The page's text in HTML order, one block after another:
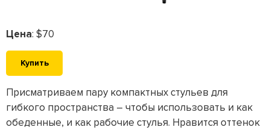
Цена: $70
Купить
Присматриваем пару компактных стульев для
гибкого пространства – чтобы использовать и как
обеденные, и как рабочие стулья. Нравится оттенок